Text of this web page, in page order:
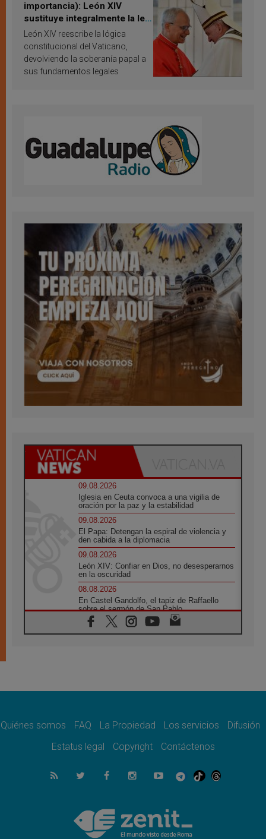
importancia): León XIV
sustituye integralmente la ley
vaticana de Papa Francisco
León XIV reescribe la lógica
constitucional del Vaticano,
devolviendo la soberanía papal a
sus fundamentos legales
09.08.2026
Iglesia en Ceuta convoca a una vigilia de
oración por la paz y la estabilidad
09.08.2026
El Papa: Detengan la espiral de violencia y
den cabida a la diplomacia
09.08.2026
León XIV: Confiar en Dios, no desesperarnos
en la oscuridad
08.08.2026
En Castel Gandolfo, el tapiz de Raffaello
sobre el sermón de San Pablo
08.08.2026
En Colombia, «la paz no se compra con una
08.08.2026
08.08.2026
del Buen Consejo de Genazzano
Filipinas: el Vicariato Apostólico de Calapán
se convierte en diócesis
Honduras: Los desplazados invisibles de una
crisis olvidada
Quiénes somos FAQ La Propiedad Los servicios
Difusión
Estatus legal
Copyright Contáctenos